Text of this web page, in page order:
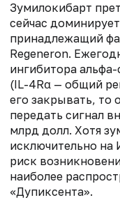
Зумилокибарт
сейчас
принадлежащий
Regeneron.
ингибитора
(IL-4Rα — общий
его закрывать, то
передать сигнал
млрд долл. Хотя
исключительно
риск
наиболее
«Дупиксента».